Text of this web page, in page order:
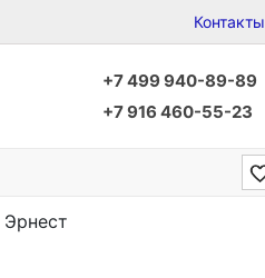
Контакты
+7 499 940-89-89
+7 916 460-55-23